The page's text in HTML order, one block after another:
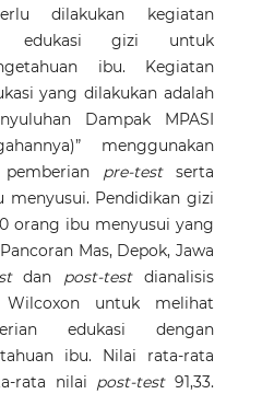
dilakukan kegiatan
edukasi gizi untuk
ibu. Kegiatan
yang dilakukan adalah
Dampak MPASI
menggunakan
pre-testserta
menyusui. Pendidikan gizi
orang ibu menyusui yang
Mas, Depok, Jawa
dan post-testdianalisis
untuk melihat
edukasi dengan
ibu. Nilai rata-rata
rata nilai post-test91,33.